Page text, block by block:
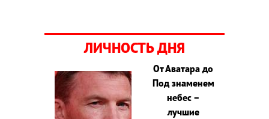
ЛИЧНОСТЬ ДНЯ
От Аватара до
Под знаменем
небес –
лучшие